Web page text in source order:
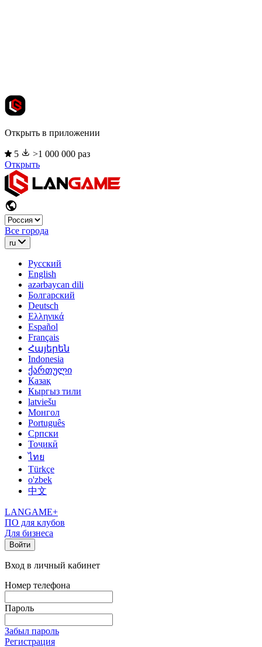
Открыть в приложении
5
>1 000 000 раз
Открыть
Все города
ru
Русский
English
azərbaycan dili
Болгарский
Deutsch
Ελληνικά
Español
Français
Հայերեն
Indonesia
ქართული
Қазақ
Кыргыз тили
latviešu
Монгол
Português
Српски
Тоҷикӣ
ไทย
Türkçe
o'zbek
中文
LANGAME+
ПО для клубов
Для бизнеса
Войти
Вход в личный кабинет
Номер телефона
Пароль
Забыл пароль
Регистрация